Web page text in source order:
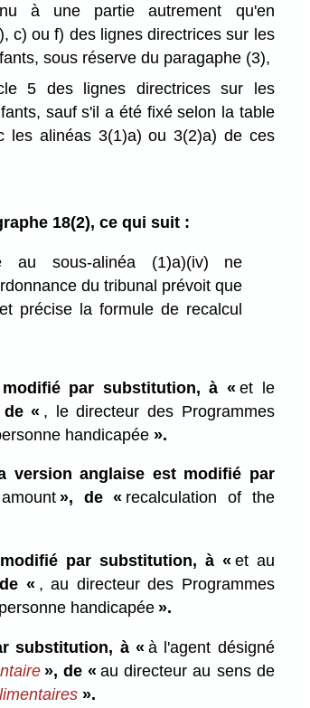
à une partie autrement qu'en
c) ou f) des lignes directrices sur les
sous réserve du paragaphe (3),
5 des lignes directrices sur les
sauf s'il a été fixé selon la table
les alinéas 3(1)a) ou 3(2)a) de ces
18(2), ce qui suit :
au sous-alinéa (1)a)⁠(iv) ne
du tribunal prévoit que
précise la formule de recalcul
par substitution, à «et le
de « , le directeur des Programmes
handicapée ».
version anglaise est modifié par
», de « recalculation of the
par substitution, à « et au
« , au directeur des Programmes
handicapée ».
substitution, à «à l'agent désigné
», de «au directeur au sens de
».